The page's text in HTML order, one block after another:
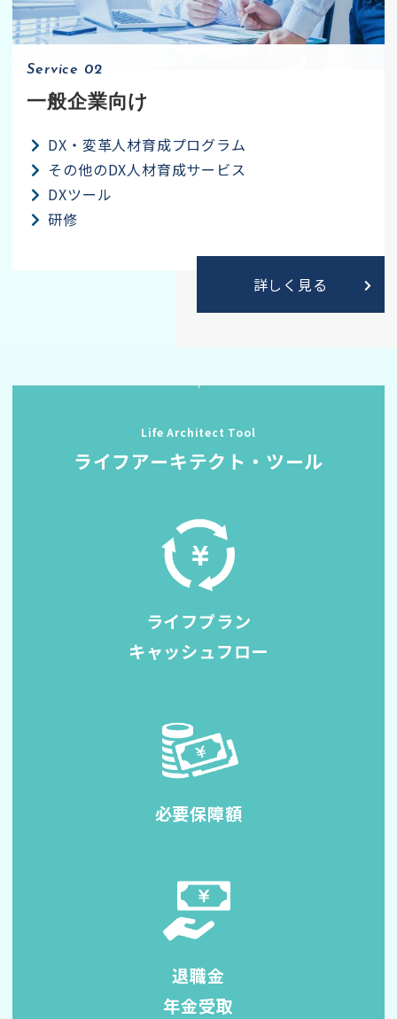
Service 02
一般企業向け
DX・変革人材育成プログラム
その他のDX人材育成サービス
DXツール
研修
詳しく見る
Life Architect Tool
ライフアーキテクト ・ツール
ライフプラン
キャッシュフロー
必要保障額
退職金
年金受取